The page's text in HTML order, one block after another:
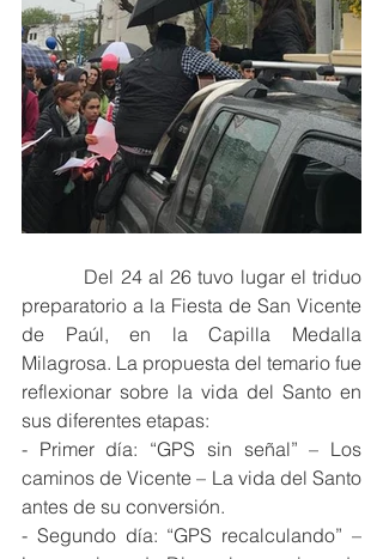
preparatorio a la Fiesta de San Vicente
de Paúl, en la Capilla Medalla
Milagrosa. La propuesta del temario fue
reflexionar sobre la vida del Santo en
sus diferentes etapas:
- Primer día: “GPS sin señal” – Los
caminos de Vicente – La vida del Santo
antes de su conversión.
- Segundo día: “GPS recalculando” –